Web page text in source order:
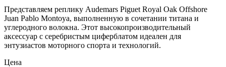
Представляем реплику Audemars Piguet Royal Oak Offshore
Juan Pablo Montoya, выполненную в сочетании титана и
углеродного волокна. Этот высокопроизводительный
аксессуар с серебристым циферблатом идеален для
энтузиастов моторного спорта и технологий.
Цена